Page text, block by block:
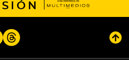
TikTokThreads